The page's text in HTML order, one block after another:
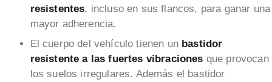
resistentes, incluso en sus flancos, para ganar una
mayor adherencia.
El cuerpo del vehículo tienen un bastidor
resistente a las fuertes vibraciones que provocan
los suelos irregulares. Además el bastidor